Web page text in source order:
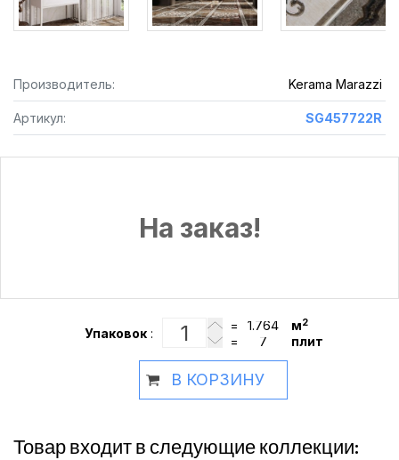
Производитель: Kerama Marazzi
Артикул: SG457722R
На заказ!
Упаковок :
= м2
= плит
В КОРЗИНУ
Товар входит в следующие коллекции: